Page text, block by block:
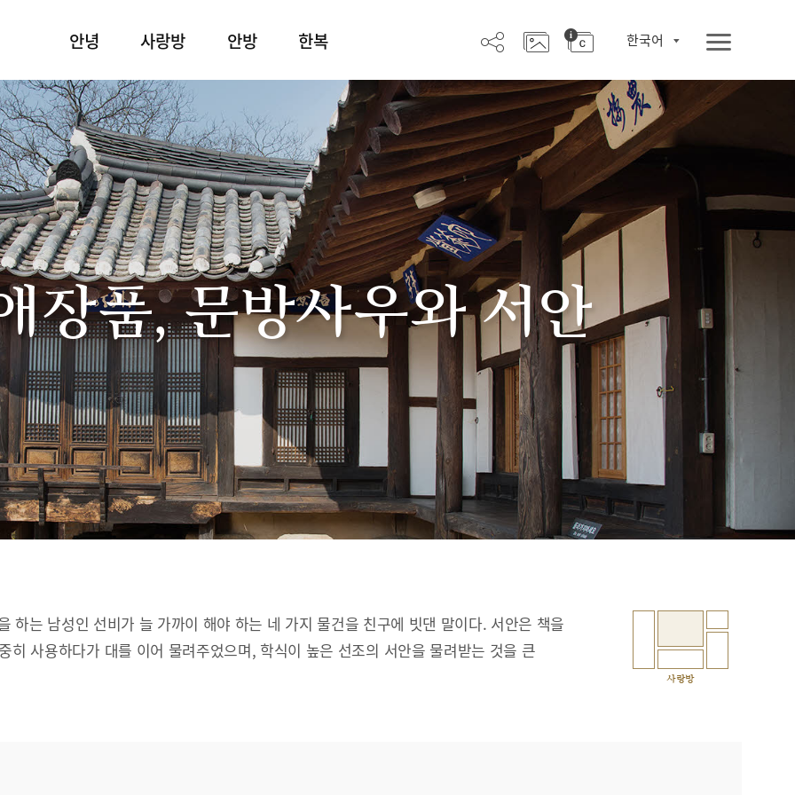
안녕 사랑방 안방 한복 한국어
장품, 문방사우와 서안
사랑방
하는 남성인 선비가 늘 가까이 해야 하는 네 가지 물건을 친구에 빗댄 말이다. 서안은 책을
히 사용하다가 대를 이어 물려주었으며, 학식이 높은 선조의 서안을 물려받는 것을 큰